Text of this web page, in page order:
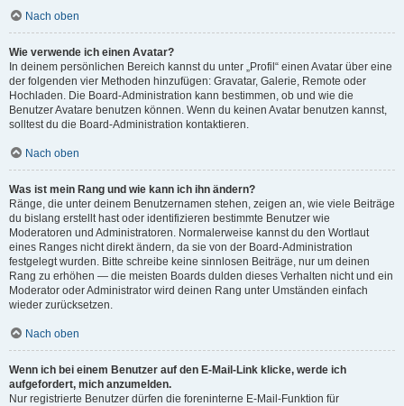
Nach oben
Wie verwende ich einen Avatar?
In deinem persönlichen Bereich kannst du unter „Profil“ einen Avatar über eine
der folgenden vier Methoden hinzufügen: Gravatar, Galerie, Remote oder
Hochladen. Die Board-Administration kann bestimmen, ob und wie die
Benutzer Avatare benutzen können. Wenn du keinen Avatar benutzen kannst,
solltest du die Board-Administration kontaktieren.
Nach oben
Was ist mein Rang und wie kann ich ihn ändern?
Ränge, die unter deinem Benutzernamen stehen, zeigen an, wie viele Beiträge
du bislang erstellt hast oder identifizieren bestimmte Benutzer wie
Moderatoren und Administratoren. Normalerweise kannst du den Wortlaut
eines Ranges nicht direkt ändern, da sie von der Board-Administration
festgelegt wurden. Bitte schreibe keine sinnlosen Beiträge, nur um deinen
Rang zu erhöhen — die meisten Boards dulden dieses Verhalten nicht und ein
Moderator oder Administrator wird deinen Rang unter Umständen einfach
wieder zurücksetzen.
Nach oben
Wenn ich bei einem Benutzer auf den E-Mail-Link klicke, werde ich
aufgefordert, mich anzumelden.
Nur registrierte Benutzer dürfen die foreninterne E-Mail-Funktion für